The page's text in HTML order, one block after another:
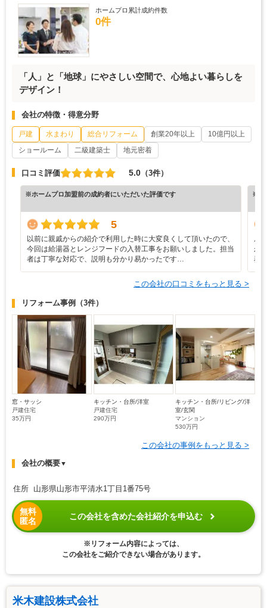
ホームプロ累計成約件数
0件
「人」と「地球」にやさしい空間で、心地よい暮らしを
デザイン！
会社の特徴・得意分野
戸建 水まわり 総合リフォーム 創業20年以上
10億円以上
ショールーム
二級建築士 地元密着
口コミ評価 5.0 （3件）
※ホームプロ加盟前の成約者にいただいた評価です
5
以前に親戚からの紹介で利用した時に大変良くして頂いたので、
今回は給湯器とレンジフードの入替工事をお願いしました。担当
者は丁寧な対応で、説明も分かり易かったです…
※ホ
屋
か
務
この会社の口コミをもっと見る >
リフォーム事例 （3件）
窓・サッシ
戸建住宅
35万円
キッチン・台所/洋室
戸建住宅
290万円
キッチン・台所/リビング/洋
室/玄関
マンション
530万円
この会社の事例をもっと見る >
会社の概要▼
住所 山形県山形市平清水1丁目1番75号
無料
匿名
この会社を含めた会社紹介を申込む
※リフォーム内容によっては、
この会社をご紹介できない場合があります。
米木建設株式会社